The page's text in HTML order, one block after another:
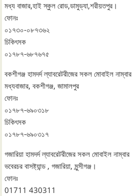
মধ্য বাজার,হাই স্কুল রোড,ডামুড্যা,শরীয়তপুর।
ফোনঃ
০১৭৩০-০৮৭৩৬২
চিকিৎসক
০১৭৮৭-৬৮৭৬৭৫
বকশীগঞ্জ হামদর্দ ল্যাবরেটরীজের সকল মোবাইল নাম্বার
মধ্যবাজার, বকশীগঞ্জ, জামালপুর
ফোনঃ
০১৭৮৭-৬৯০৩১৮
চিকিৎসক
০১৭৮৭-৬৯০৩১৭
গজারিয়া হামদর্দ ল্যাবরেটরীজের সকল মোবাইল নাম্বার
ভবেরচর বাসষ্ট্যান্ড , গজারিয়া, মুন্সীগঞ্জ।
ফোনঃ
01711 430311